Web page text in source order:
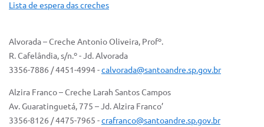
Editais
FAQ - Perguntas Frequentes
Legislação
Lista de espera das creches
Alvorada – Creche Antonio Oliveira, Profº.
R. Cafelândia, s/n.º - Jd. Alvorada
3356-7886 / 4451-4994 -calvorada@santoandre.sp.gov.br
Alzira Franco – Creche Larah Santos Campos
Av. Guaratinguetá, 775 – Jd. Alzira Franco’
3356-8126 / 4475-7965 -crafranco@santoandre.sp.gov.br